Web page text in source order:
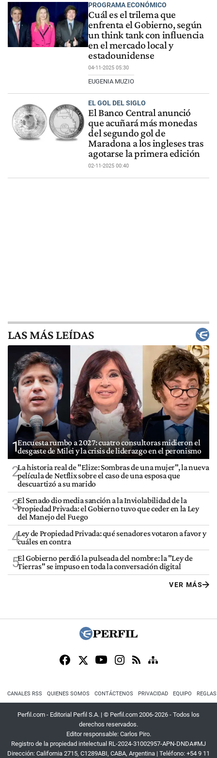
PROGRAMA ECONÓMICO
Cuál es el trilema que
enfrenta el Gobierno, según
un think tank con influencia
en el mercado local y
estadounidense
04-11-2025 05:30
EUGENIA MUZIO
EL GOL DEL SIGLO
El Banco Central anunció
que acuñará más monedas
del segundo gol de
Maradona a los ingleses tras
agotarse la primera edición
02-11-2025 00:40
LAS MÁS LEÍDAS
1Encuesta rumbo a 2027: cuatro consultoras midieron el
desgaste de Milei y la crisis de liderazgo en el peronismo
2La historia real de "Elize: Sombras de una mujer", la nueva
película de Netflix sobre el caso de una esposa que
descuartizó a su marido
3El Senado dio media sanción a la Inviolabilidad de la
Propiedad Privada: el Gobierno tuvo que ceder en la Ley
del Manejo del Fuego
4Ley de Propiedad Privada: qué senadores votaron a favor y
cuáles en contra
5El Gobierno perdió la pulseada del nombre: la "Ley de
Tierras" se impuso en toda la conversación digital
VER MÁS
CANALES RSS QUIENES SOMOS CONTÁCTENOS PRIVACIDAD EQUIPO
Perfil.com - Editorial Perfil S.A. | © Perfil.com 2006-2026 - Todos los
derechos reservados.
Editor responsable: Carlos Piro.
Registro de la propiedad intelectual RL-2024-31002957-APN-DNDA#MJ
Dirección: California 2715, C1289ABI, CABA, Argentina | Teléfono: +54 9 11